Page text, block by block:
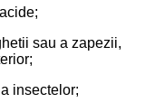
sau a zapezii,
insectelor;